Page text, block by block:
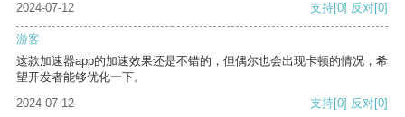
2024-07-12 支持[0] 反对[0]
游客
这款加速器app的加速效果还是不错的，但偶尔也会出现卡顿的情况，希
望开发者能够优化一下。
2024-07-12
支持[0] 反对[0]